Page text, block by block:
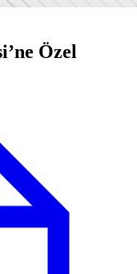
Özel